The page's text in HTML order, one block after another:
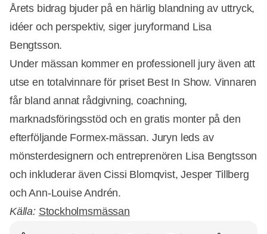
Årets bidrag bjuder på en härlig blandning av uttryck,
idéer och perspektiv, siger juryformand Lisa
Bengtsson.
Under mässan kommer en professionell jury även att
utse en totalvinnare för priset Best In Show. Vinnaren
får bland annat rådgivning, coachning,
marknadsföringsstöd och en gratis monter på den
efterföljande Formex-mässan. Juryn leds av
mönsterdesignern och entreprenören Lisa Bengtsson
och inkluderar även Cissi Blomqvist, Jesper Tillberg
och Ann-Louise Andrén.
Källa: Stockholmsmässan